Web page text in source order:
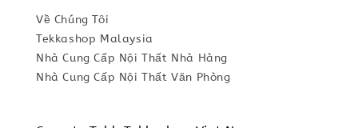
Về Chúng Tôi
Tekkashop Malaysia
Nhà Cung Cấp Nội Thất Nhà Hàng
Nhà Cung Cấp Nội Thất Văn Phòng